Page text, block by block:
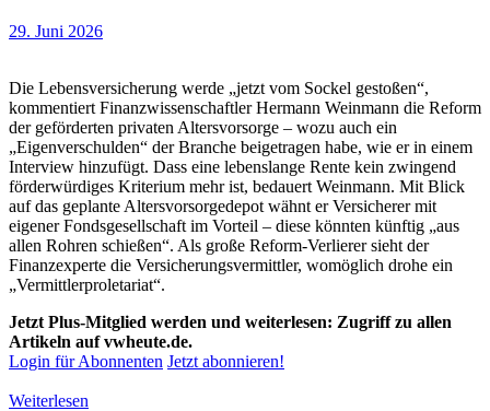
29. Juni 2026
Die Lebensversicherung werde „jetzt vom Sockel gestoßen“,
kommentiert Finanzwissenschaftler Hermann Weinmann die Reform
der geförderten privaten Altersvorsorge – wozu auch ein
„Eigenverschulden“ der Branche beigetragen habe, wie er in einem
Interview hinzufügt. Dass eine lebenslange Rente kein zwingend
förderwürdiges Kriterium mehr ist, bedauert Weinmann. Mit Blick
auf das geplante Altersvorsorgedepot wähnt er Versicherer mit
eigener Fondsgesellschaft im Vorteil – diese könnten künftig „aus
allen Rohren schießen“. Als große Reform-Verlierer sieht der
Finanzexperte die Versicherungsvermittler, womöglich drohe ein
„Vermittlerproletariat“.
Jetzt Plus-Mitglied werden und weiterlesen: Zugriff zu allen
Artikeln auf vwheute.de.
Login für Abonnenten Jetzt abonnieren!
Weiterlesen